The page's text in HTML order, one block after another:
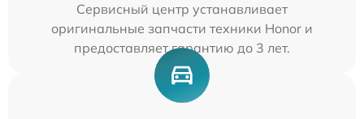
Сервисный центр устанавливает
оригинальные запчасти техники Honor и
предоставляет гарантию до 3 лет.